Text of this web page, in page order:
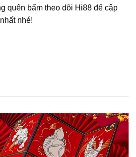
quên bấm theo dõi Hi88 để cập
nhé!